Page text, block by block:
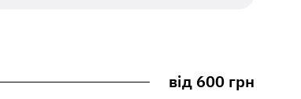
від 600 грн